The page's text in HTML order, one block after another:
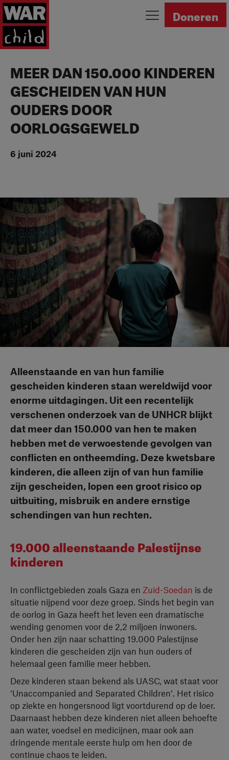
Ga naar homepage Doneren
MEER DAN 150.000 KINDEREN
GESCHEIDEN VAN HUN
OUDERS DOOR
OORLOGSGEWELD
6 juni 2024
Alleenstaande en van hun familie
gescheiden kinderen staan wereldwijd voor
enorme uitdagingen. Uit een recentelijk
verschenen onderzoek van de UNHCR blijkt
dat meer dan 150.000 van hen te maken
hebben met de verwoestende gevolgen van
conflicten en ontheemding. Deze kwetsbare
kinderen, die alleen zijn of van hun familie
zijn gescheiden, lopen een groot risico op
uitbuiting, misbruik en andere ernstige
schendingen van hun rechten.
19.000 alleenstaande Palestijnse
kinderen
In conflictgebieden zoals Gaza en Zuid-Soedan is de
situatie nijpend voor deze groep. Sinds het begin van
de oorlog in Gaza heeft het leven een dramatische
wending genomen voor de 2,2 miljoen inwoners.
Onder hen zijn naar schatting 19.000 Palestijnse
kinderen die gescheiden zijn van hun ouders of
helemaal geen familie meer hebben.
Deze kinderen staan bekend als UASC, wat staat voor
‘Unaccompanied and Separated Children’. Het risico
op ziekte en hongersnood ligt voortdurend op de loer.
Daarnaast hebben deze kinderen niet alleen behoefte
aan water, voedsel en medicijnen, maar ook aan
dringende mentale eerste hulp om hen door de
continue chaos te leiden.